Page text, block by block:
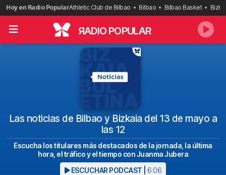
Saltar
al
contenido
Hoy en Radio PopularAthletic Club de Bilbao Bilbao Bilbao Basket
RADIO POPULAR
Las noticias de Bilbao y Bizkaia del 13 de mayo a
las 12
Escucha los titulares más destacados de la jornada, la última
hora, el tráfico y el tiempo con Juanma Jubera
ESCUCHAR PODCAST | 6:06